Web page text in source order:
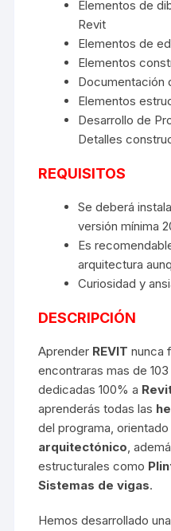
Elementos de
Revit
Elementos de
Elementos
Documentación
Elementos
Desarrollo de
Detalles
REQUISITOS
Se deberá
versión mínima
Es
arquitectura
Curiosidad y
DESCRIPCIÓN
Aprender REVIT nunca
encontraras mas de
dedicadas 100% a
aprenderás todas las
del programa, orientado
arquitectónico,
estructurales como
Sistemas de vigas.
Hemos desarrollado una